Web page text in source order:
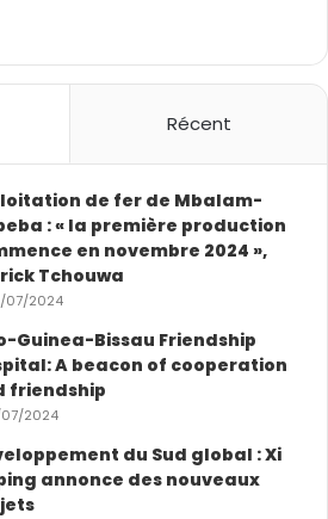
Récent
de fer de Mbalam-
: « la première production
en novembre 2024 »,
Tchouwa
07/2024
Guinea-Bissau Friendship
A beacon of cooperation
friendship
07/2024
du Sud global : Xi
annonce des nouveaux